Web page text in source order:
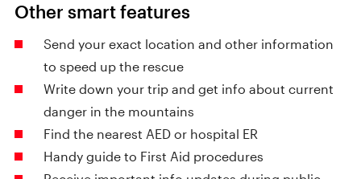
Other smart features
Send your exact location and other information
to speed up the rescue
Write down your trip and get info about current
danger in the mountains
Find the nearest AED or hospital ER
Handy guide to First Aid procedures